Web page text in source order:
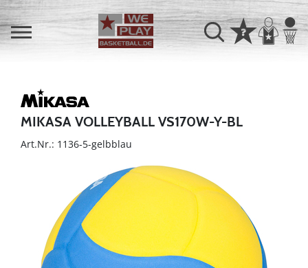
MIKASA VOLLEYBALL VS170W-Y-BL
Art.Nr.: 1136-5-gelbblau